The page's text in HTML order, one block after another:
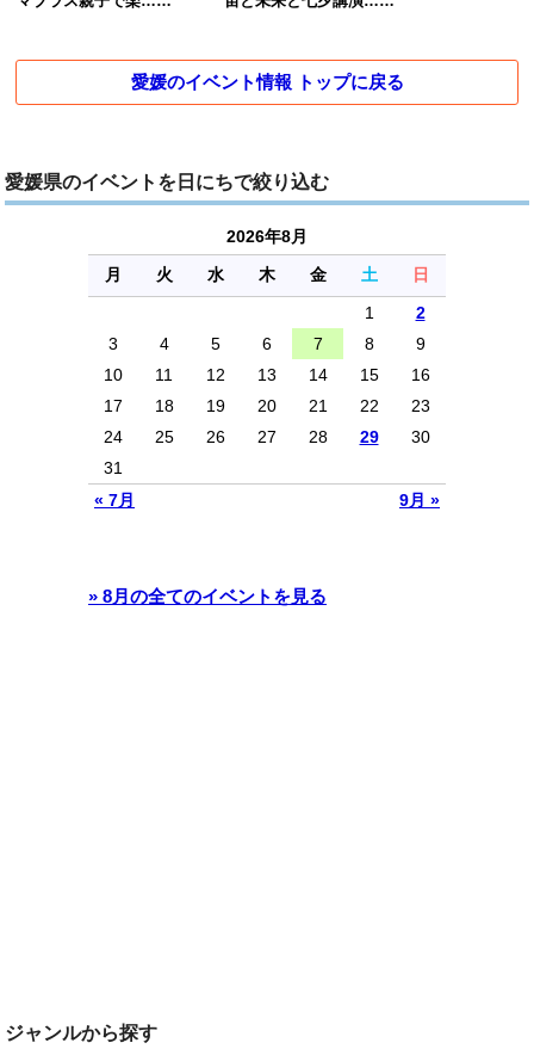
愛媛のイベント情報 トップに戻る
愛媛県のイベントを日にちで絞り込む
2026年8月
月
火 水 木 金 土 日
« 7月 9月 »
1
2
3
4 5 6 7 8
9
10
11 12 13 14 15
16
17
18 19 20 21 22
23
24
25 26 27 28 29
30
31
» 8月の全てのイベントを見る
ジャンルから探す